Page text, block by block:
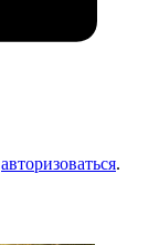
авторизоваться.